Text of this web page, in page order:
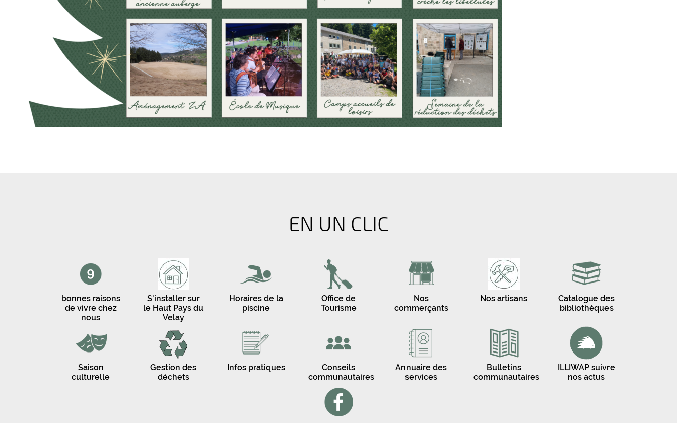
EN UN CLIC
bonnes raisons
de vivre chez
nous
S'installer sur
le Haut Pays du
Velay
Horaires de la
piscine
Office de
Tourisme
Nos
commerçants
Nos artisans
Catalogue des
bibliothèques
Saison
culturelle
Gestion des
déchets
Infos pratiques
Conseils
communautaires
Annuaire des
services
Bulletins
communautaires
ILLIWAP suivre
nos actus